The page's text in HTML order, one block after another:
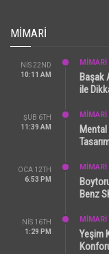
MIMARI
NIS 22ND
10:11 AM
MİMARİ
Başak
ile
ŞUB 6TH
11:39 AM
MİMARİ
OCA 12TH
6:53 PM
MİMARİ
Benz
NIS 16TH
1:29 PM
MİMARİ
Yeşim